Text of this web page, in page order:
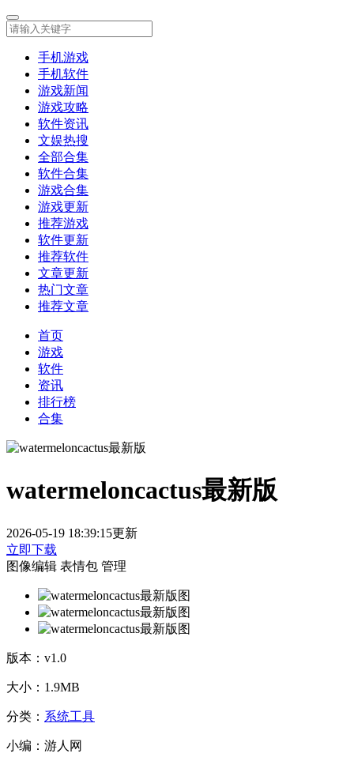
手机游戏
手机软件
游戏新闻
游戏攻略
软件资讯
文娱热搜
全部合集
软件合集
游戏合集
游戏更新
推荐游戏
软件更新
推荐软件
文章更新
热门文章
推荐文章
首页
游戏
软件
资讯
排行榜
合集
watermeloncactus最新版
2026-05-19 18:39:15更新
立即下载
图像编辑 表情包 管理
版本： v1.0
大小： 1.9MB
分类： 系统工具
小编： 游人网